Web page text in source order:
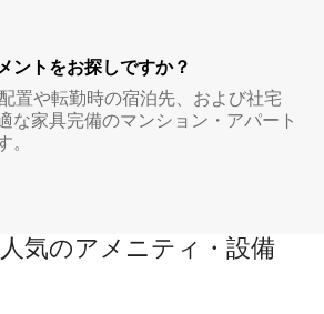
ントをお探しですか？
置や転勤時の宿泊先、および社宅
な家具完備のマンション・アパート
気のアメニティ・設備